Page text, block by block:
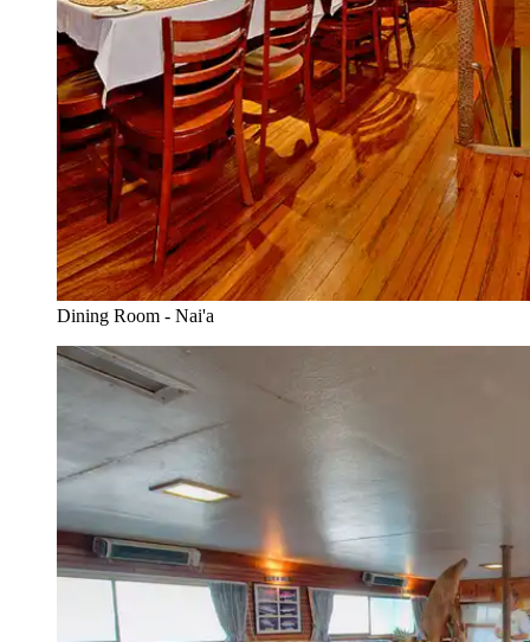
Dining Room - Nai'a